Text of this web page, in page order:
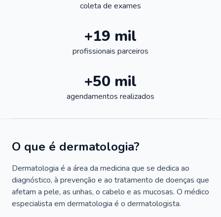
coleta de exames
+19 mil
profissionais parceiros
+50 mil
agendamentos realizados
O que é dermatologia?
Dermatologia é a área da medicina que se dedica ao
diagnóstico, à prevenção e ao tratamento de doenças que
afetam a pele, as unhas, o cabelo e as mucosas. O médico
especialista em dermatologia é o dermatologista.